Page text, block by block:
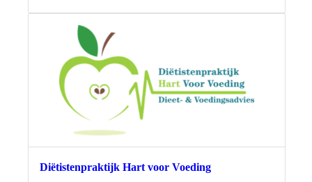
Diëtistenpraktijk Hart voor Voeding